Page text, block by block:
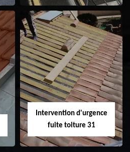
Réparation de
toiture 31
Intervention d'urgence
fuite toiture 31